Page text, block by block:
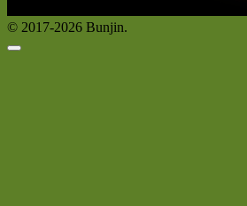
© 2017-2026 Bunjin.